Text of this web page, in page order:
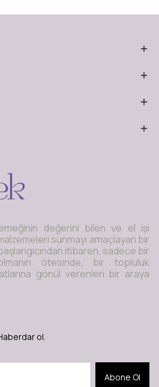
değerini bilen ve el işi
sunmayı amaçlayan bir
itibaren, sadece bir
ötesinde, bir topluluk
gönül verenleri bir araya
ol.
Abone Ol